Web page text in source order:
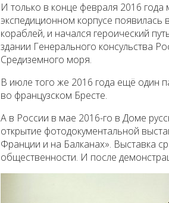
И только в конце февраля 2016
экспедиционном корпусе появилась
кораблей, и начался героический
здании Генерального консульства
Средиземного моря.
В июле того же 2016 года ещё один
во французском Бресте.
А в России в мае 2016-го в Доме
открытие фотодокументальной
Франции и на Балканах». Выставка
общественности. И после